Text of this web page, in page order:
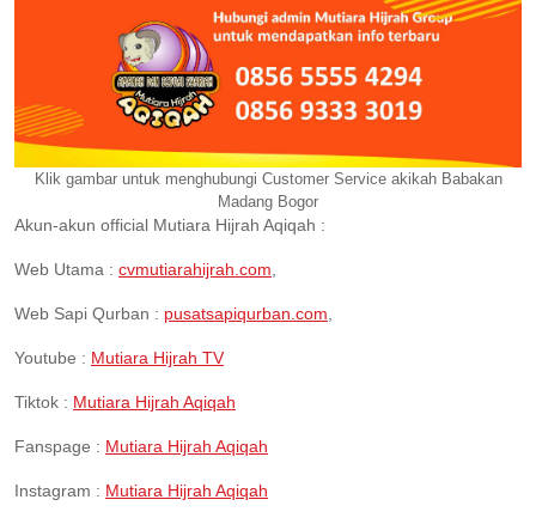
Klik gambar untuk menghubungi Customer Service akikah Babakan
Madang Bogor
Akun-akun official Mutiara Hijrah Aqiqah :
Web Utama : cvmutiarahijrah.com
Web Sapi Qurban : pusatsapiqurban.com
Youtube : Mutiara Hijrah TV
Tiktok : Mutiara Hijrah Aqiqah
Fanspage : Mutiara Hijrah Aqiqah
Instagram : Mutiara Hijrah Aqiqah